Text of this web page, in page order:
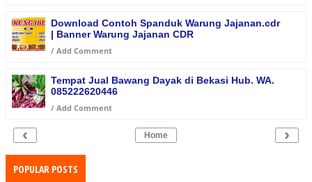
Download Contoh Spanduk Warung Jajanan.cdr
| Banner Warung Jajanan CDR
/ Add Comment
Tempat Jual Bawang Dayak di Bekasi Hub. WA.
085222620446
/ Add Comment
‹ ›
Home
POPULAR POSTS